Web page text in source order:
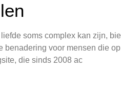
liefde soms complex kan zijn,
benadering voor mensen die
die sinds 2008 ac